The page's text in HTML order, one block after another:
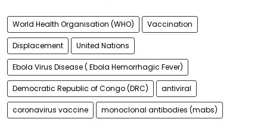
World Health Organisation (WHO) Vaccination
Displacement United Nations
Ebola Virus Disease ( Ebola Hemorrhagic Fever)
Democratic Republic of Congo (DRC) antiviral
coronavirus vaccine monoclonal antibodies (mabs)